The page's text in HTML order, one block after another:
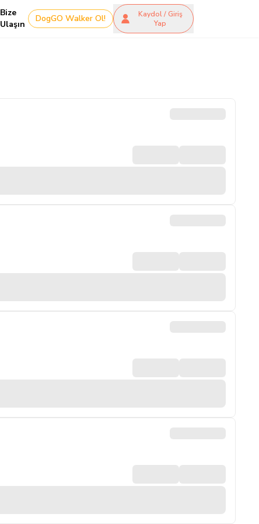
Bize
Ulaşın
DogGO Walker Ol!
Kaydol / Giriş
Yap